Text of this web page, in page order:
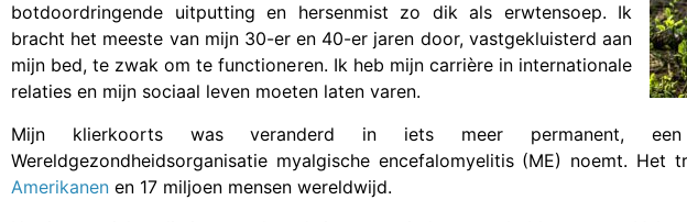
botdoordringende uitputting en hersenmist zo dik als erwtensoep. Ik
bracht het meeste van mijn 30-er en 40-er jaren door, vastgekluisterd aan
mijn bed, te zwak om te functioneren. Ik heb mijn carrière in internationale
relaties en mijn sociaal leven moeten laten varen.
Mijn klierkoorts was veranderd in iets meer permanent, een
Wereldgezondheidsorganisatie myalgische encefalomyelitis (ME) noemt. Het
Amerikanen en 17 miljoen mensen wereldwijd.